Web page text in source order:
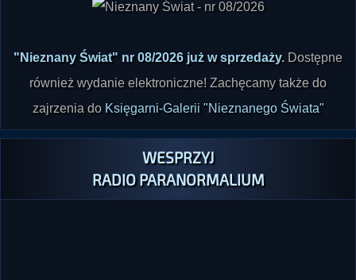
również wydanie elektroniczne! Zachęcamy także do
zajrzenia doKsięgarni-Galerii "Nieznanego Świata"
WESPRZYJ
RADIO PARANORMALIUM